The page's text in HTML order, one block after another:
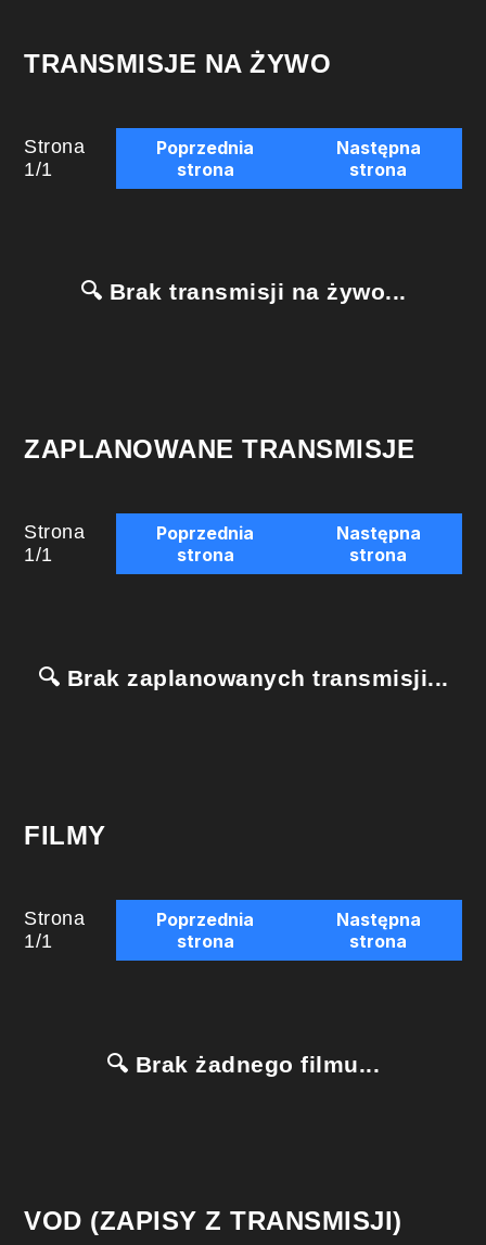
TRANSMISJE NA ŻYWO
Strona
1/1
Poprzednia
strona
Następna
strona
🔍 Brak transmisji na żywo...
ZAPLANOWANE TRANSMISJE
Strona
1/1
Poprzednia
strona
Następna
strona
🔍 Brak zaplanowanych transmisji...
FILMY
Strona
1/1
Poprzednia
strona
Następna
strona
🔍 Brak żadnego filmu...
VOD (ZAPISY Z TRANSMISJI)